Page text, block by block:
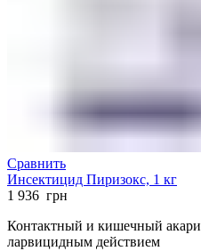
Сравнить
Инсектицид Пиризокс, 1 кг
1 936 грн
Контактный и кишечный
ларвицидным действием